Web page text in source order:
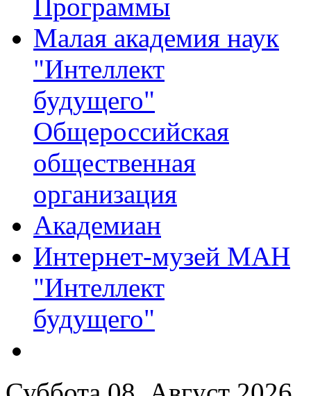
Программы
Малая академия наук
"Интеллект
будущего"
Общероссийская
общественная
организация
Академиан
Интернет-музей МАН
"Интеллект
будущего"